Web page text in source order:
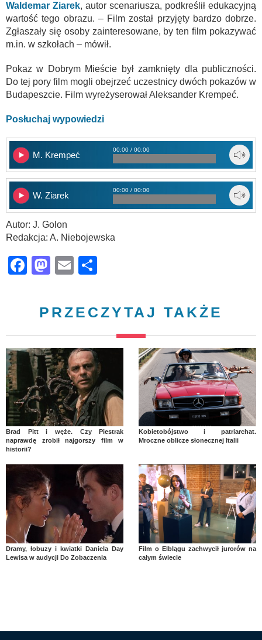
Waldemar Ziarek, autor scenariusza, podkreślił edukacyjną
wartość tego obrazu. – Film został przyjęty bardzo dobrze.
Zgłaszały się osoby zainteresowane, by ten film pokazywać
m.in. w szkołach – mówił.
Pokaz w Dobrym Mieście był zamknięty dla publiczności.
Do tej pory film mogli obejrzeć uczestnicy dwóch pokazów w
Budapeszcie. Film wyreżyserował Aleksander Krempeć.
Posłuchaj wypowiedzi
M. Krempeć
00:00 / 00:00
W. Ziarek
00:00 / 00:00
Autor: J. Golon
Redakcja: A. Niebojewska
Facebook
Mastodon
Email
PRZECZYTAJ TAKŻE
Brad Pitt i węże. Czy Piestrak
naprawdę zrobił najgorszy film w
historii?
Kobietobójstwo i patriarchat.
Mroczne oblicze słonecznej Italii
Dramy, łobuzy i kwiatki Daniela Day
Lewisa w audycji Do Zobaczenia
Film o Elblągu zachwycił jurorów na
całym świecie